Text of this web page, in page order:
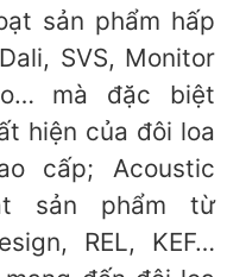
sản phẩm hấp
SVS, Monitor
mà đặc biệt
hiện của đôi loa
cấp; Acoustic
sản phẩm từ
REL, KEF…